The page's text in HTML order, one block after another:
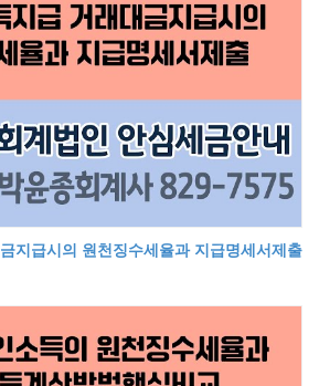
지급시의 원천징수세율과 지급명세서제출